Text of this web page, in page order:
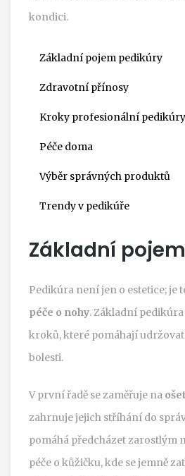
kondici.
Základní pojem pedikúry
Zdravotní přínosy
Kroky profesionální pedikúry
Péče doma
Výběr správných produktů
Trendy v pedikúře
Základní
Pedikúra není jen o estetice; je
péče o nohy. Základní
kroků, které pomáhají
bolesti.
V první řadě se zaměřuje na
zahrnuje jejich stříhání do
pomáhá předcházet zarostlým
péče o kůžičku, kde se jemně